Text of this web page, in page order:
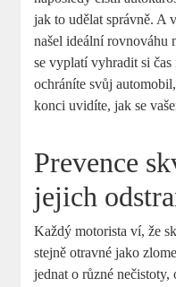
jak to udělat správně. A
našel ideální rovnováhu
se vyplatí vyhradit si
ochráníte svůj
konci uvidíte, jak se
Prevence
jejich
Každý motorista ví, že
stejně otravné jako
jednat o různé